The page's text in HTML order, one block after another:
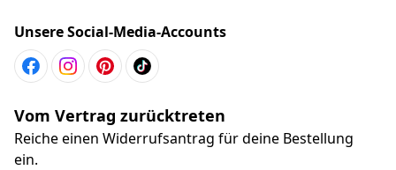
Unsere Social-Media-Accounts
Vom Vertrag zurücktreten
Reiche einen Widerrufsantrag für deine Bestellung
ein.